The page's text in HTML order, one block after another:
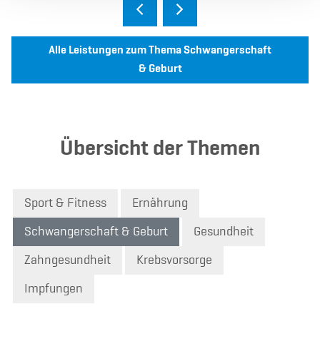
Alle Leistungen zum Thema Schwangerschaft
& Geburt
Übersicht der Themen
Sport & Fitness Ernährung
Schwangerschaft & Geburt Gesundheit
Zahngesundheit Krebsvorsorge
Impfungen